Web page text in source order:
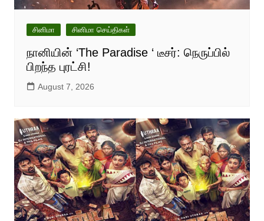
சினிமா சினிமா செய்திகள்
நானியின் ‘The Paradise ‘ டீசர்: நெருப்பில்
பிறந்த புரட்சி!
August 7, 2026